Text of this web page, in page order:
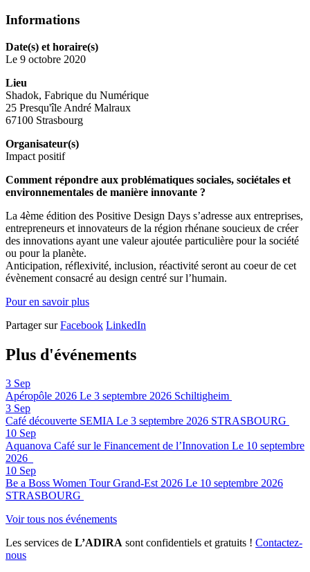
Informations
Date(s) et horaire(s)
Le 9 octobre 2020
Lieu
Shadok, Fabrique du Numérique
25 Presqu'île André Malraux
67100 Strasbourg
Organisateur(s)
Impact positif
Comment répondre aux problématiques sociales, sociétales et
environnementales de manière innovante ?
La 4ème édition des Positive Design Days s’adresse aux entreprises,
entrepreneurs et innovateurs de la région rhénane soucieux de créer
des innovations ayant une valeur ajoutée particulière pour la société
ou pour la planète.
Anticipation, réflexivité, inclusion, réactivité seront au coeur de cet
évènement consacré au design centré sur l’humain.
Pour en savoir plus
Partager sur Facebook LinkedIn
Plus d'événements
3 Sep
Apéropôle 2026 Le 3 septembre 2026 Schiltigheim
3 Sep
Café découverte SEMIALe 3 septembre 2026 STRASBOURG
10 Sep
Aquanova Café sur le Financement de l’Innovation Le 10 septembre
2026
10 Sep
Be a Boss Women Tour Grand-Est 2026 Le 10 septembre 2026
STRASBOURG
Voir tous nos événements
Les services de L’ADIRA sont confidentiels et gratuits ! Contactez-
nous